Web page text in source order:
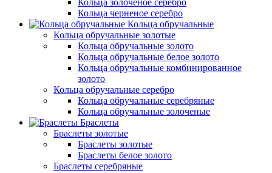
Кольца золоченое серебро
Кольца черненое серебро
Кольца обручальные
Кольца обручальные золотые
Кольца обручальные золото
Кольца обручальные белое золото
Кольца обручальные комбинированное
золото
Кольца обручальные серебро
Кольца обручальные серебряные
Кольца обручальные золоченые
Браслеты
Браслеты золотые
Браслеты золотые
Браслеты белое золото
Браслеты серебряные